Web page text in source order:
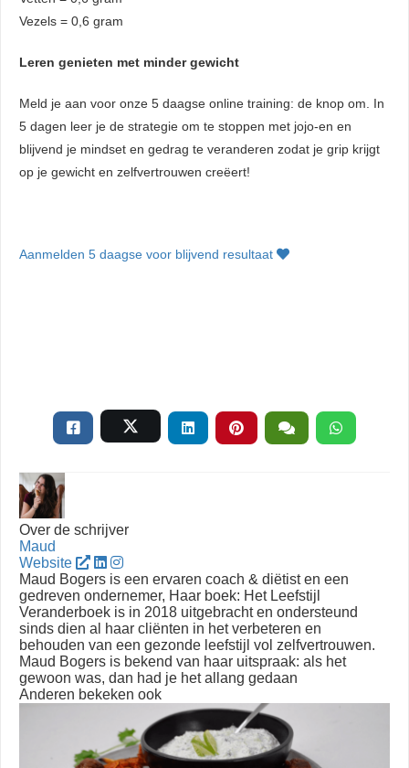
Vezels = 0,6 gram
Leren genieten met minder gewicht
Meld je aan voor onze 5 daagse online training: de knop om. In
5 dagen leer je de strategie om te stoppen met jojo-en en
blijvend je mindset en gedrag te veranderen zodat je grip krijgt
op je gewicht en zelfvertrouwen creëert!
Aanmelden 5 daagse voor blijvend resultaat
Over de schrijver
Maud
Website
Maud Bogers is een ervaren coach & diëtist en een
gedreven ondernemer, Haar boek: Het Leefstijl
Veranderboek is in 2018 uitgebracht en ondersteund
sinds dien al haar cliënten in het verbeteren en
behouden van een gezonde leefstijl vol zelfvertrouwen.
Maud Bogers is bekend van haar uitspraak: als het
gewoon was, dan had je het allang gedaan
Anderen bekeken ook